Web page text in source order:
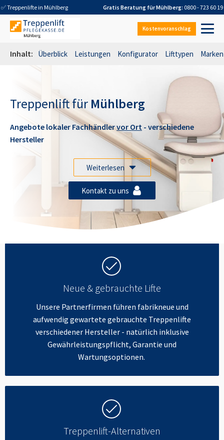
✅ Treppenlifte in Mühlberg Gratis Beratung fürMühlberg: 0800 - 723 60 19
Kostenvoranschlag
Inhalt: Überblick Leistungen Konfigurator Lifttypen Marken
Treppenlift für Mühlberg
Angebote lokaler Fachhändlervor Ort - verschiedene
Hersteller
Weiterlesen
Kontakt zu uns
Neue & gebrauchte Lifte
Unsere Partnerfirmen führen fabrikneue und
aufwendig gewartete gebrauchte Treppenlifte
verschiedener Hersteller - natürlich inklusive
Gewährleistungspflicht, Garantie und
Wartungsoptionen.
Treppenlift-Alternativen